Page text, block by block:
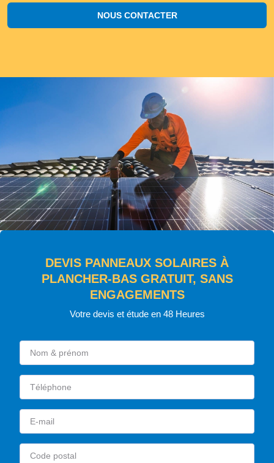
NOUS CONTACTER
DEVIS PANNEAUX SOLAIRES À
PLANCHER-BAS GRATUIT, SANS
ENGAGEMENTS
Votre devis et étude en 48 Heures